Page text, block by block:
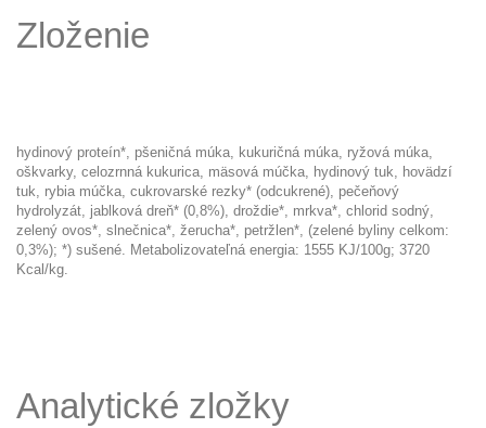
Zloženie
hydinový proteín*, pšeničná múka, kukuričná múka, ryžová múka,
oškvarky, celozrnná kukurica, mäsová múčka, hydinový tuk, hovädzí
tuk, rybia múčka, cukrovarské rezky* (odcukrené), pečeňový
hydrolyzát, jablková dreň* (0,8%), droždie*, mrkva*, chlorid sodný,
zelený ovos*, slnečnica*, žerucha*, petržlen*, (zelené byliny celkom:
0,3%); *) sušené. Metabolizovateľná energia: 1555 KJ/100g; 3720
Kcal/kg.
Analytické zložky